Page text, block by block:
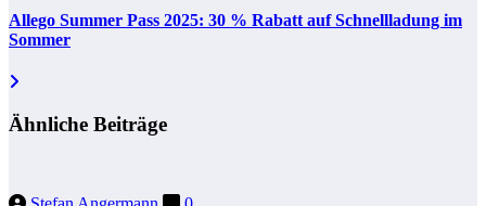
Allego Summer Pass 2025: 30 % Rabatt auf Schnellladung im
Sommer
Ähnliche Beiträge